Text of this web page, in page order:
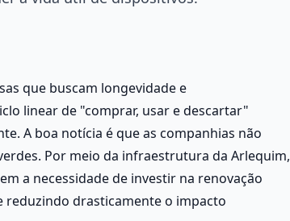
que buscam longevidade e
linear de "comprar, usar e descartar"
A boa notícia é que as companhias não
Por meio da infraestrutura da Arlequim,
a necessidade de investir na renovação
drasticamente o impacto